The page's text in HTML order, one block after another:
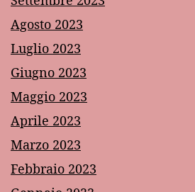
Agosto 2023
Luglio 2023
Giugno 2023
Maggio 2023
Aprile 2023
Marzo 2023
Febbraio 2023